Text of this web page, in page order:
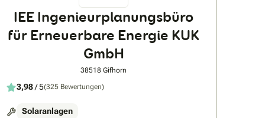
IEE Ingenieurplanungsbüro
für Erneuerbare Energie KUK
GmbH
38518 Gifhorn
3,98/ 5(325 Bewertungen)
Solaranlagen